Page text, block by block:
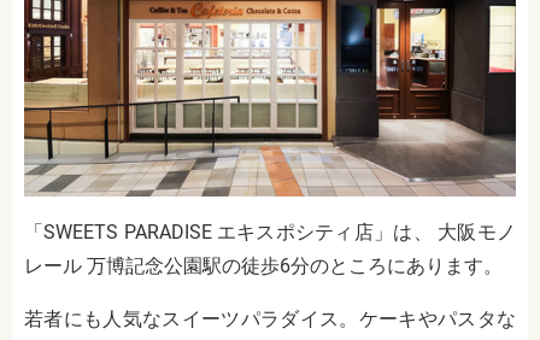
「SWEETS PARADISE エキスポシティ店」は、 大阪モノ
レール 万博記念公園駅の徒歩6分のところにあります。
若者にも人気なスイーツパラダイス。ケーキやパスタな